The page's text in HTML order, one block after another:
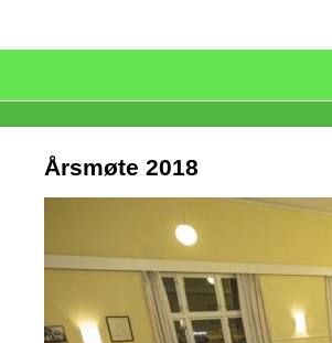
Årsmøte 2018